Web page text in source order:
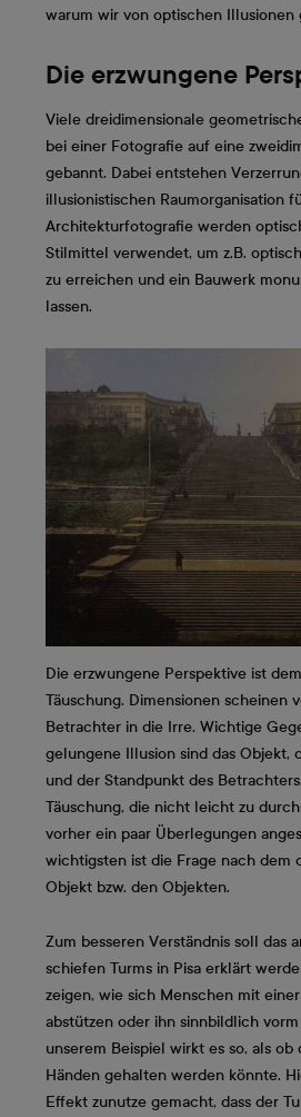
warum wir von optischen Illusionen
Die erzwungene
Viele dreidimensionale
bei einer Fotografie auf eine
gebannt. Dabei entstehen
illusionistischen Raumorganisation
Architekturfotografie werden
Stilmittel verwendet, um z.B.
zu erreichen und ein Bauwerk
lassen.
Die erzwungene Perspektive ist
Täuschung. Dimensionen scheinen
Betrachter in die Irre. Wichtige
gelungene Illusion sind das Objekt,
und der Standpunkt des
Täuschung, die nicht leicht zu
vorher ein paar Überlegungen
wichtigsten ist die Frage nach dem
Objekt bzw. den Objekten.
Zum besseren Verständnis soll das
schiefen Turms in Pisa erklärt
zeigen, wie sich Menschen mit
abstützen oder ihn sinnbildlich
unserem Beispiel wirkt es so, als ob
Händen gehalten werden könnte.
Effekt zunutze gemacht, dass der